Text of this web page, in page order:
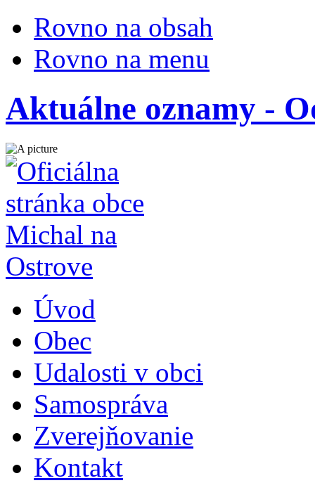
Rovno na obsah
Rovno na menu
Aktuálne oznamy -
Úvod
Obec
Udalosti v obci
Samospráva
Zverejňovanie
Kontakt